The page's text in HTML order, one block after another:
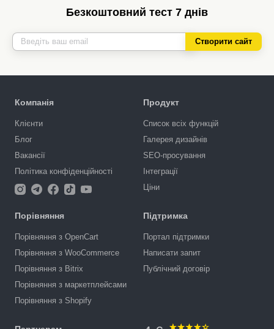
Безкоштовний тест 7 днів
Створити сайт
Компанія
Клієнти
Блог
Вакансії
Політика конфіденційності
Продукт
Список всіх функцій
Галерея дизайнів
SEO-просування
Інтеграції
Ціни
Порівняння
Порівняння з OpenCart
Порівняння з WooCommerce
Порівняння з Bitrix
Порівняння з маркетплейсами
Порівняння з Shopify
Підтримка
Портал підтримки
Написати запит
Публічний договір